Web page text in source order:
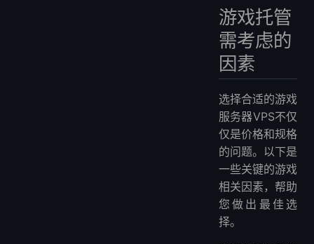
游戏托管
需考虑的
因素
选择合适的游戏
服务器VPS不仅
仅是价格和规格
的问题。以下是
一些关键的游戏
相关因素，帮助
您做出最佳选
择。